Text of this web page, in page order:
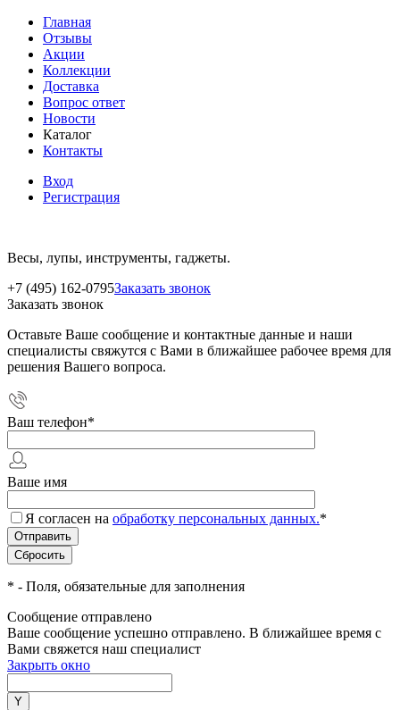
Главная
Отзывы
Акции
Коллекции
Доставка
Вопрос ответ
Новости
Каталог
Контакты
Вход
Регистрация
Весы, лупы, инструменты, гаджеты.
+7 (495) 162-0795Заказать звонок
Заказать звонок
Оставьте Ваше сообщение и контактные данные и наши
специалисты свяжутся с Вами в ближайшее рабочее время для
решения Вашего вопроса.
Ваш телефон*
Ваше имя
Я согласен на обработку персональных данных.*
* - Поля, обязательные для заполнения
Сообщение отправлено
Ваше сообщение успешно отправлено. В ближайшее время с
Вами свяжется наш специалист
Закрыть окно